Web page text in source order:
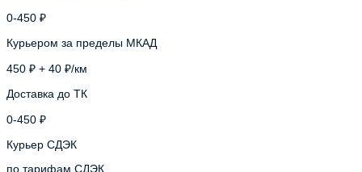
0-450 ₽
Курьером за пределы МКАД
450 ₽ + 40 ₽/км
Доставка до ТК
0-450 ₽
Курьер СДЭК
по тарифам СДЭК